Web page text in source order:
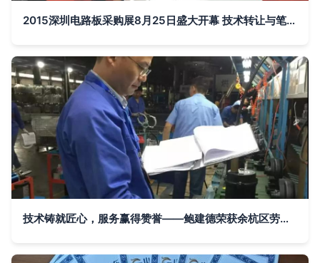
2015深圳电路板采购展8月25日盛大开幕 技术转让与笔记本专区成亮点
技术铸就匠心，服务赢得赞誉——鲍建德荣获余杭区劳模称号对南方泵业技术推广的启示